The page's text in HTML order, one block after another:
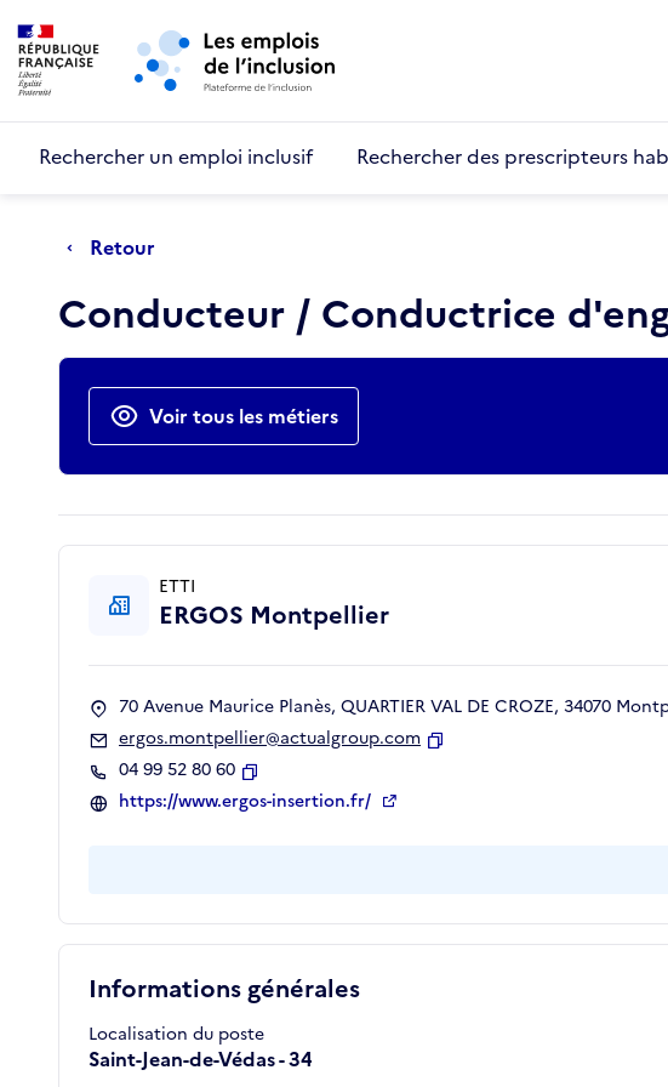
Aller au menu principal
Rechercher un emploi inclusif Rechercher des prescripteurs
Retour
Conducteur / Conductrice
Actions rapides
Voir tous les métiers
Informations générales
Localisation du poste
Saint-Jean-de-Védas - 34
ETTI
ERGOS Montpellier
70 Avenue Maurice Planès, QUARTIER VAL DE CROZE, 34070
ergos.montpellier@actualgroup.com
04 99 52 80 60
Copier
https://www.ergos-insertion.fr/